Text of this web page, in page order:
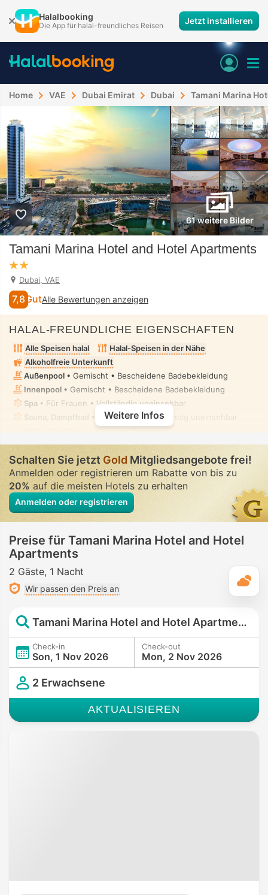
Halalbooking
Die App für halal-freundliches Reisen Jetzt installieren
Home VAE Dubai Emirat Dubai Tamani Marina
61 weitere Bilder
Tamani Marina Hotel and Hotel Apartments
Dubai, VAE
7,8 GutAlle Bewertungen anzeigen
HALAL-FREUNDLICHE EIGENSCHAFTEN
Alle Speisen halal
Halal-Speisen in der Nähe
Alkoholfreie Unterkunft
Außenpool • Gemischt • Bescheidene Badebekleidung
Innenpool • Gemischt • Bescheidene Badebekleidung
Spa • Für Frauen • Vollständig uneinsehbar
Sauna, Dampfbad
• Für Frauen • Vollständig uneinsehbar
• In allen Zimmern
Weitere Infos
Schalten Sie jetztGold Mitgliedsangebote frei!
Anmelden oder registrieren um Rabatte von bis zu
20%auf die meisten Hotels zu erhalten
Anmelden oder registrieren
Preise für Tamani Marina Hotel and Hotel
Apartments
2 Gäste 1 Nacht
Wir passen den Preis an
Tamani Marina Hotel and Hotel Apartments
Check-in
Son, 1 Nov 2026
Check-out
Mon, 2 Nov 2026
2 Erwachsene
AKTUALISIEREN